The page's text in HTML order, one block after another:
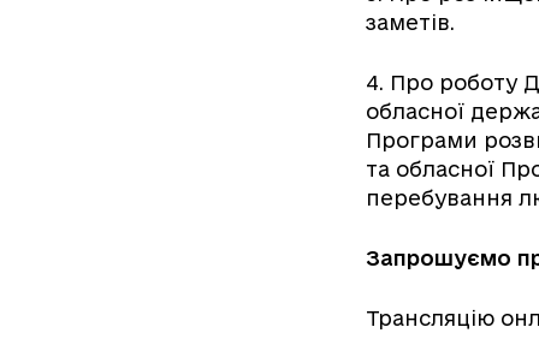
заметів.
4. Про роботу
обласної
Програми
та обласної
перебування
Запрошуємо
Трансляцію